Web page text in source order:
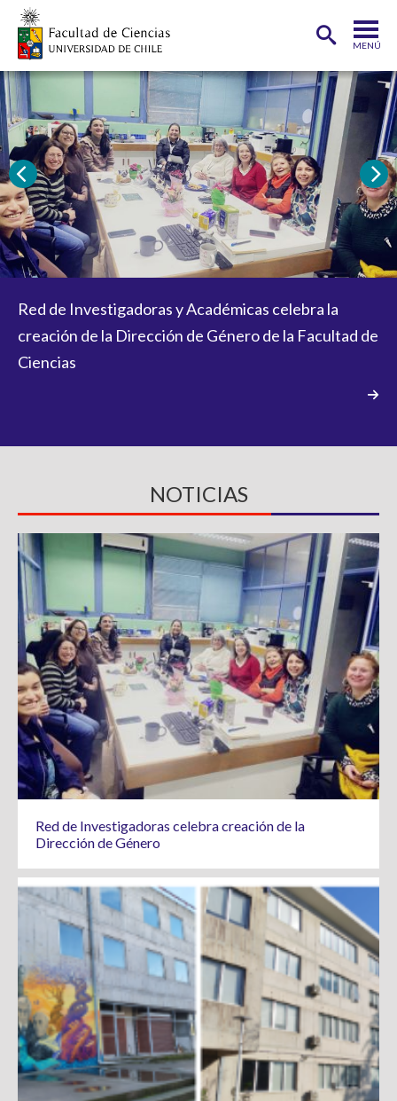
MENÚ
PORTADA
FACULTAD
DEPARTAMENTOS
CARRERAS
POSTGRADOS
INVESTIGACIÓN
ADMISIÓN
Red de Investigadoras y Académicas celebra la
creación de la Dirección de Género de la Facultad de
Ciencias
La Carrera de Pedagogía en Educación Media en
Biología y Química recibirá visita de pares
evaluadores en el marco de su proceso de
NOTICIAS
Red de Investigadoras celebra creación de la
Dirección de Género